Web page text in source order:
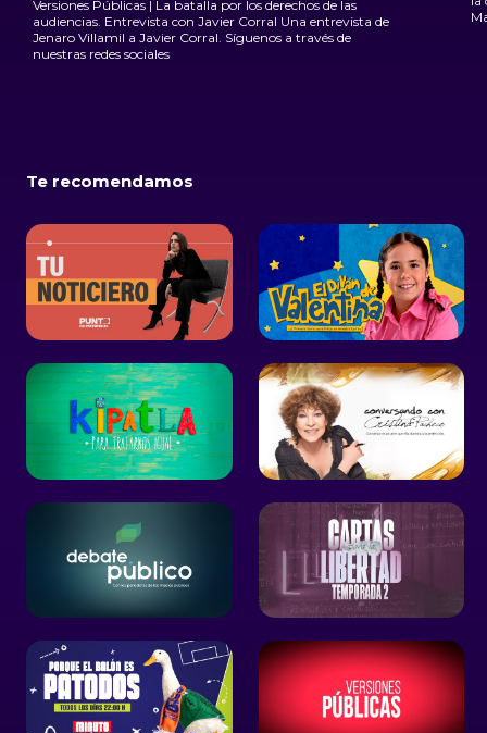
Versiones Públicas | La batalla por los derechos de las
audiencias. Entrevista con Javier Corral Una entrevista de
Jenaro Villamil a Javier Corral. Síguenos a través de
nuestras redes sociales
Te recomendamos